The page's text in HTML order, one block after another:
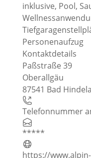
inklusive, Pool,
Personenaufzug
Kontaktdetails
Paßstraße 39
Oberallgäu
87541 Bad
Telefonnummer
*****
https://